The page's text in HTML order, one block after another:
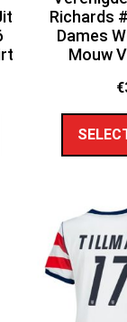
Richards
Dames
Mouw
€